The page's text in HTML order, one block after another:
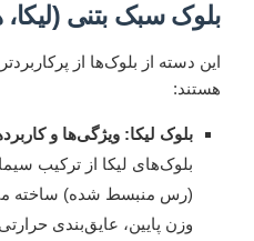
بلوک سبک بتنی
این دسته از بلوک‌ها از
هستند:
بلوک لیکا: ویژگی‌ها و
بلوک‌های لیکا از ترکیب
(رس منبسط شده) ساخته
وزن پایین، عایق‌بندی